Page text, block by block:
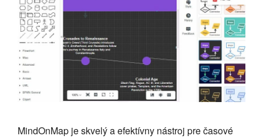
MindOnMap je skvelý a efektívny nástroj pre časové